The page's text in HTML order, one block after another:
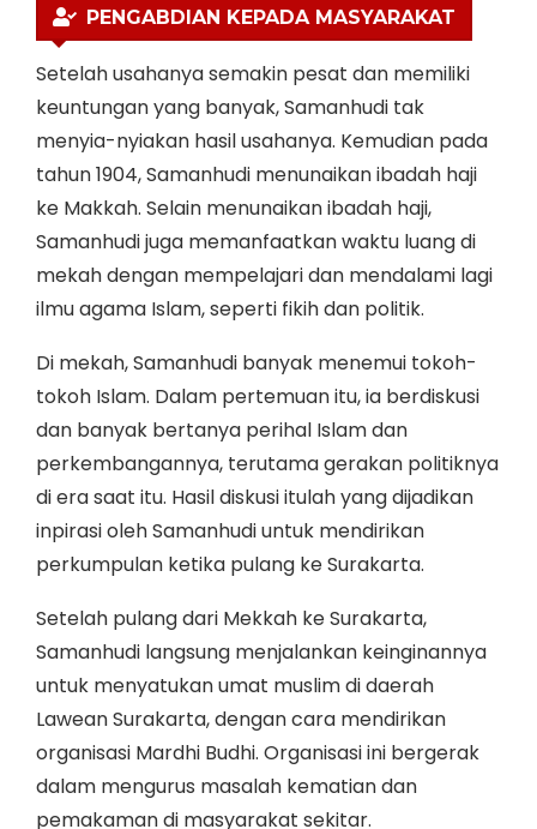
PENGABDIAN KEPADA MASYARAKAT
Setelah usahanya semakin pesat dan memiliki
keuntungan yang banyak, Samanhudi tak
menyia-nyiakan hasil usahanya. Kemudian pada
tahun 1904, Samanhudi menunaikan ibadah haji
ke Makkah. Selain menunaikan ibadah haji,
Samanhudi juga memanfaatkan waktu luang di
mekah dengan mempelajari dan mendalami lagi
ilmu agama Islam, seperti fikih dan politik.
Di mekah, Samanhudi banyak menemui tokoh-
tokoh Islam. Dalam pertemuan itu, ia berdiskusi
dan banyak bertanya perihal Islam dan
perkembangannya, terutama gerakan politiknya
di era saat itu. Hasil diskusi itulah yang dijadikan
inpirasi oleh Samanhudi untuk mendirikan
perkumpulan ketika pulang ke Surakarta.
Setelah pulang dari Mekkah ke Surakarta,
Samanhudi langsung menjalankan keinginannya
untuk menyatukan umat muslim di daerah
Lawean Surakarta, dengan cara mendirikan
organisasi Mardhi Budhi. Organisasi ini bergerak
dalam mengurus masalah kematian dan
pemakaman di masyarakat sekitar.